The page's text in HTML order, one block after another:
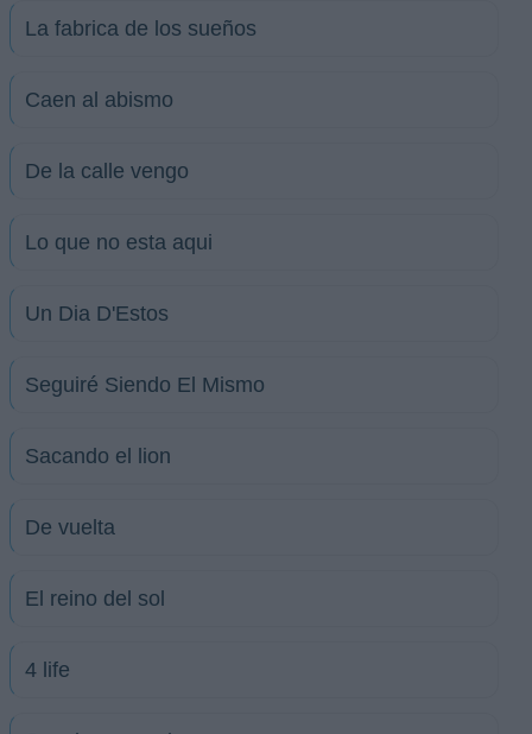
La fabrica de los sueños
Caen al abismo
De la calle vengo
Lo que no esta aqui
Un Dia D'Estos
Seguiré Siendo El Mismo
Sacando el lion
De vuelta
El reino del sol
4 life